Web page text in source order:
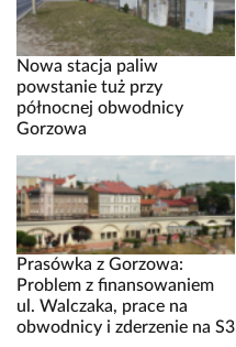
Nowa stacja paliw
powstanie tuż przy
północnej obwodnicy
Gorzowa
Prasówka z Gorzowa:
Problem z finansowaniem
ul. Walczaka, prace na
obwodnicy i zderzenie na S3